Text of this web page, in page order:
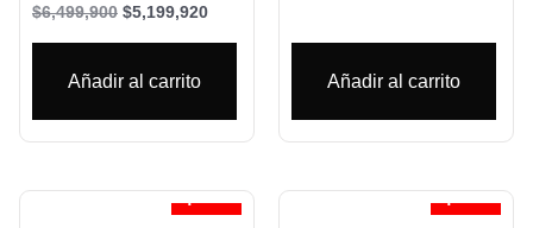
$6,499,900 $5,199,920
Añadir al carrito Añadir al carrito